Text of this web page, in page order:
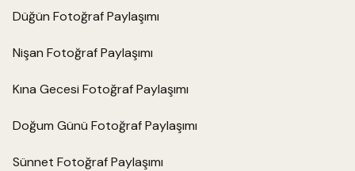
Düğün Fotoğraf Paylaşımı
Nişan Fotoğraf Paylaşımı
Kına Gecesi Fotoğraf Paylaşımı
Doğum Günü Fotoğraf Paylaşımı
Sünnet Fotoğraf Paylaşımı